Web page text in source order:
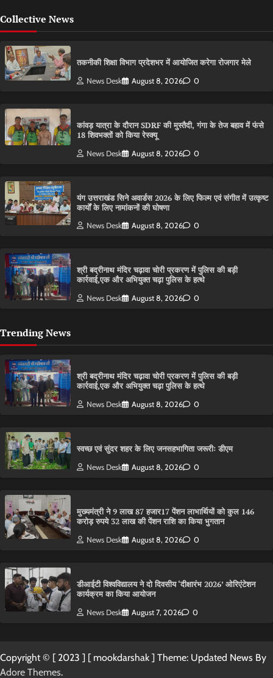
Collective News
तकनीकी शिक्षा विभाग प्रदेशभर में आयोजित करेगा रोजगार मेले
News Desk August 8, 2026 0
कांवड़ यात्रा के दौरान SDRF की मुस्तैदी, गंगा के तेज बहाव में फंसे
18 शिवभक्तों को किया रेस्क्यू
News Desk August 8, 2026 0
यंग उत्तराखंड सिने अवार्डस 2026 के लिए फिल्म एवं संगीत में उत्कृष्ट
कार्यों के लिए नामांकनों की घोषणा
News Desk August 8, 2026 0
श्री बद्रीनाथ मंदिर चढ़ावा चोरी प्रकरण में पुलिस की बड़ी
कार्रवाई,एक और अभियुक्त चढ़ा पुलिस के हत्थे
News Desk August 8, 2026 0
Trending News
श्री बद्रीनाथ मंदिर चढ़ावा चोरी प्रकरण में पुलिस की बड़ी
कार्रवाई,एक और अभियुक्त चढ़ा पुलिस के हत्थे
News Desk August 8, 2026 0
स्वच्छ एवं सुंदर शहर के लिए जनसहभागिता जरूरीः डीएम
News Desk August 8, 2026 0
मुख्यमंत्री ने 9 लाख 87 हजार17 पेंशन लाभार्थियों को कुल 146
करोड़ रुपये 32 लाख की पेंशन राशि का किया भुगतान
News Desk August 8, 2026 0
डीआईटी विश्वविद्यालय ने दो दिवसीय ‘दीक्षारंभ 2026’ ओरिएंटेशन
कार्यक्रम का किया आयोजन
News Desk August 7, 2026 0
Copyright © [ 2023 ] [ mookdarshak ] Theme: Updated News By
Adore Themes.